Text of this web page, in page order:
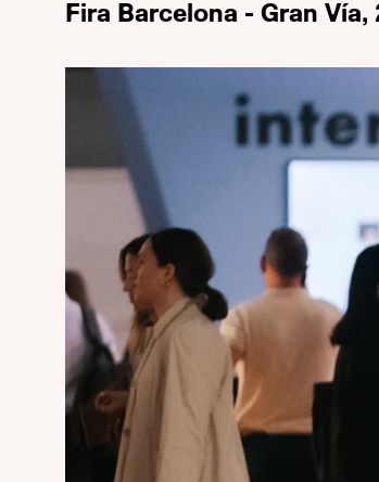
Fira Barcelona - Gran